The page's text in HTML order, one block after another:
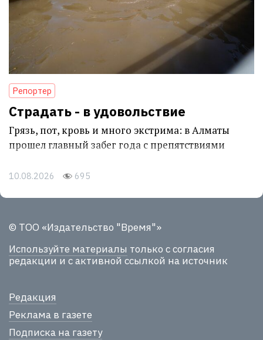
Репортер
Страдать - в удовольствие
Грязь, пот, кровь и много экстрима: в Алматы
прошел главный забег года с препятствиями
10.08.2026 695
© ТОО «Издательство "Время"»
Используйте материалы только с согласия
редакции и с активной ссылкой на источник
Редакция
Реклама в газете
Подписка на газету